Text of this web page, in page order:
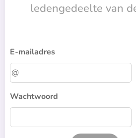
ledengedeelte van
E-mailadres
Wachtwoord